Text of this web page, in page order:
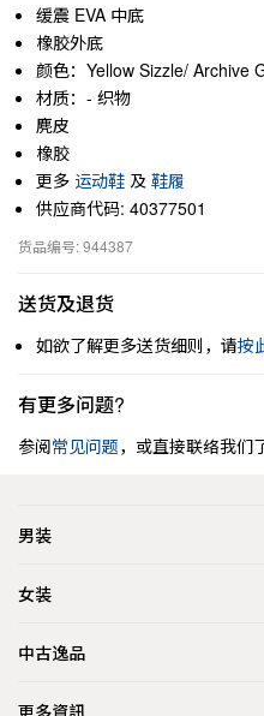
缓震 EVA 中底
橡胶外底
颜色：Yellow Sizzle/ Archive
材质：- 织物
麂皮
橡胶
更多 运动鞋 及 鞋履
供应商代码: 40377501
货品编号: 944387
送货及退货
如欲了解更多送货细则，请按
有更多问题?
参阅常见问题，或直接联络我们
男装
女装
中古逸品
更多資訊